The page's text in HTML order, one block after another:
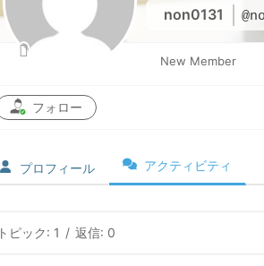
non0131
New Member
フォロー
プロフィール アクティビティ
トピック: 1 / 返信: 0